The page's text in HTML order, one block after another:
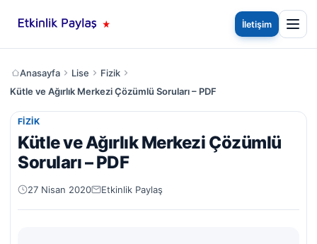
İletişim
Anasayfa Lise
Fizik
Kütle ve Ağırlık Merkezi Çözümlü Soruları – PDF
FIZIK
Kütle ve Ağırlık Merkezi Çözümlü
Soruları – PDF
27 Nisan 2020 Etkinlik Paylaş